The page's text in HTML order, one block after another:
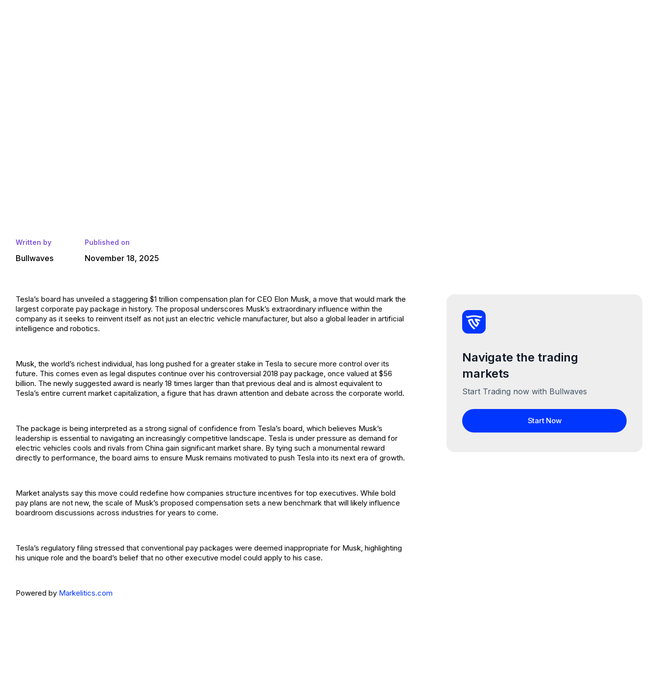
Written by
Bullwaves
Published on
November 18, 2025
Tesla’s board has unveiled a staggering $1 trillion compensation plan for CEO Elon Musk, a move that would mark the
largest corporate pay package in history. The proposal underscores Musk’s extraordinary influence within the
company as it seeks to reinvent itself as not just an electric vehicle manufacturer, but also a global leader in artificial
intelligence and robotics.
Musk, the world’s richest individual, has long pushed for a greater stake in Tesla to secure more control over its
future. This comes even as legal disputes continue over his controversial 2018 pay package, once valued at $56
billion. The newly suggested award is nearly 18 times larger than that previous deal and is almost equivalent to
Tesla’s entire current market capitalization, a figure that has drawn attention and debate across the corporate world.
The package is being interpreted as a strong signal of confidence from Tesla’s board, which believes Musk’s
leadership is essential to navigating an increasingly competitive landscape. Tesla is under pressure as demand for
electric vehicles cools and rivals from China gain significant market share. By tying such a monumental reward
directly to performance, the board aims to ensure Musk remains motivated to push Tesla into its next era of growth.
Market analysts say this move could redefine how companies structure incentives for top executives. While bold
pay plans are not new, the scale of Musk’s proposed compensation sets a new benchmark that will likely influence
boardroom discussions across industries for years to come.
Tesla’s regulatory filing stressed that conventional pay packages were deemed inappropriate for Musk, highlighting
his unique role and the board’s belief that no other executive model could apply to his case.
Powered by Markelitics.com
Navigate the trading
markets
Start Trading now with Bullwaves
Start Now